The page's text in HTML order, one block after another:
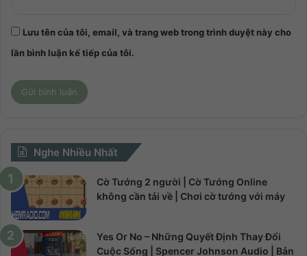
Lưu tên của tôi, email, và trang web trong trình duyệt này cho
lần bình luận kế tiếp của tôi.
Nghe Nhiều Nhất
Cờ Tướng 2 người | Cờ Tướng Online
không cần tải về | Chơi cờ tướng với máy
Yes Or No – Những Quyết Định Thay Đổi
Cuộc Sống | Spencer Johnson Audio | Bản